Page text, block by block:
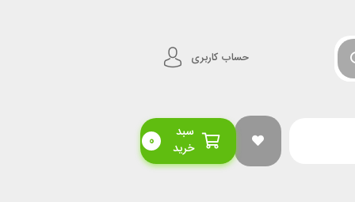
حساب کاربری
سبد
خرید
0